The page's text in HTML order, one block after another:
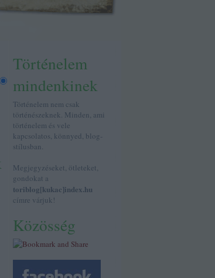
Történelem
mindenkinek
Történelem nem csak
történészeknek. Minden, ami
történelem és vele
kapcsolatos, könnyed, blog-
stílusban.
Megjegyzéseket, ötleteket,
gondokat a
toriblog[kukac]index.hu
címre várjuk!
Közösség